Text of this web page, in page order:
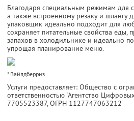
Благодаря специальным режимам для
а также встроенному резаку и шлангу
упаковщик идеально подходит для
сохраняет питательные свойства еды,
запахов в холодильнике и идеально
упрощая планирование меню.
* Вайлдберриз
Услуги предоставляет: Общество с
ответственностью "Агентство
7705523387, ОГРН 1127747063212